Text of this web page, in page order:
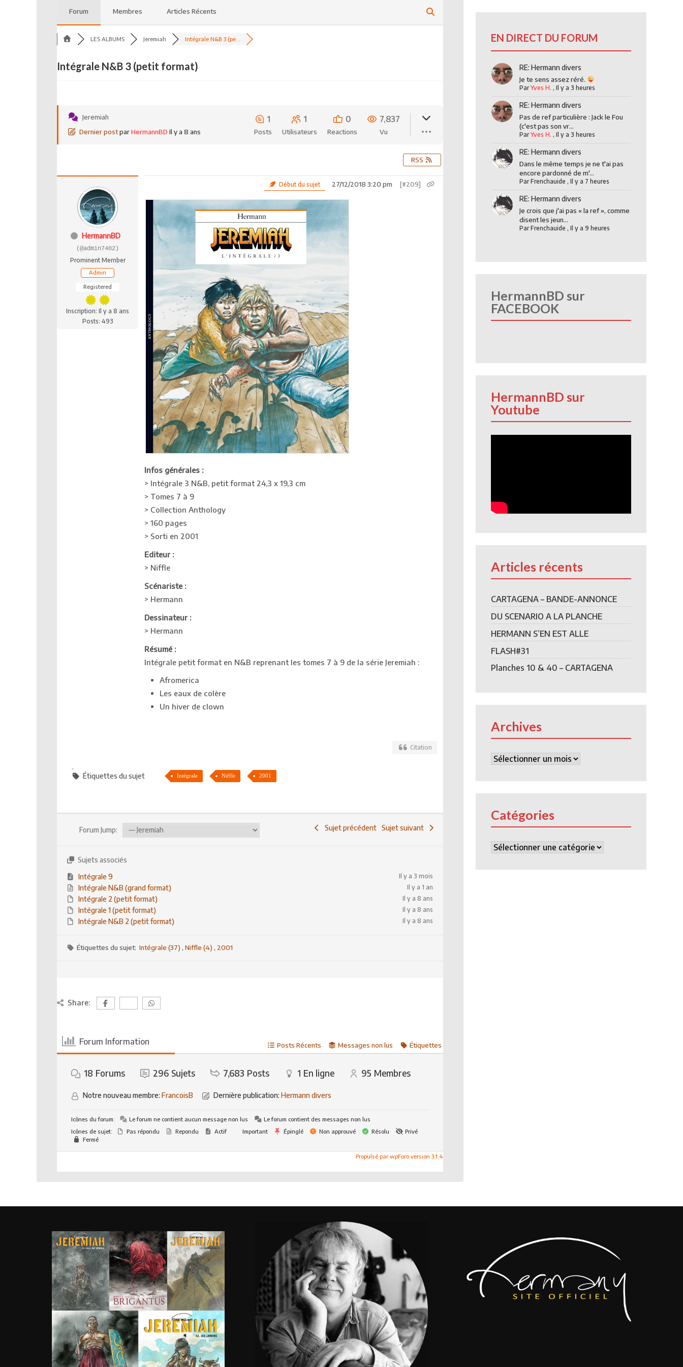
Forum Membres Articles Récents
LES ALBUMS Jeremiah Intégrale N&B 3 (pe...
Intégrale N&B 3 (petit format)
Jeremiah
Dernier postparHermannBD Il y a 8 ans
1
Posts
1
Utilisateurs
0
Reactions
7,837
Vu
RSS
HermannBD
(@admin7402)
Prominent Member
Admin
Registered
Inscription: Il y a 8 ans
Posts: 493
Début du sujet 27/12/2018 3:20 pm [#209]
Infos générales :
> Intégrale 3 N&B, petit format 24,3 x 19,3 cm
> Tomes 7 à 9
> Collection Anthology
> 160 pages
> Sorti en 2001
Editeur :
> Niffle
Scénariste :
> Hermann
Dessinateur :
> Hermann
Résumé :
Intégrale petit format en N&B reprenant les tomes 7 à 9 de la série Jeremiah :
Afromerica
Les eaux de colère
Un hiver de clown
Citation
Étiquettes du sujet Intégrale Niffle 2001
Forum Jump: Sujet précédent Sujet suivant
Sujets associés
Intégrale 9
Il y a 3 mois
Intégrale N&B (grand format) Il y a 1 an
Intégrale 2 (petit format) Il y a 8 ans
Intégrale 1 (petit format) Il y a 8 ans
Intégrale N&B 2 (petit format) Il y a 8 ans
Étiquettes du sujet:Intégrale (37), Niffle (4), 2001
Share:
Forum Information Posts Récents Messages non lus Étiquettes
18 Forums 296 Sujets 7,683 Posts 1 En ligne 95 Membres
Notre nouveau membre: FrancoisB Dernière publication: Hermann divers
Icônes du forum: Le forum ne contient aucun message non lus
Le forum contient des messages non lus
Icônes de sujet:
Pas répondu Repondu Actif Important Épinglé Non approuvé Résolu
Privé
Fermé
Propulsé par wpForo version 3.1.4
EN DIRECT DU FORUM
RE: Hermann divers
Je te sens assez réré.
ParYves H. , Il y a 3 heures
RE: Hermann divers
Pas de ref particulière : Jack le Fou
(c'est pas son vr...
ParYves H. , Il y a 3 heures
RE: Hermann divers
Dans le même temps je ne t'ai pas
encore pardonné de m'...
ParFrenchauide , Il y a 7 heures
RE: Hermann divers
Je crois que j'ai pas « la ref », comme
disent les jeun...
ParFrenchauide , Il y a 9 heures
HermannBD sur
FACEBOOK
HermannBD sur
Youtube
Articles récents
CARTAGENA – BANDE-ANNONCE
DU SCENARIO A LA PLANCHE
HERMANN S’EN EST ALLE
FLASH#31
Planches 10 & 40 – CARTAGENA
Archives
Archives
Catégories
Catégories